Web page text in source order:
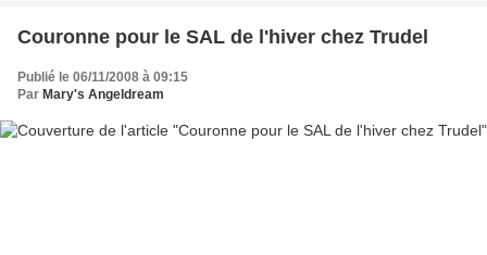
Couronne pour le SAL de l'hiver chez Trudel
Publié le 06/11/2008 à 09:15
Par Mary's Angeldream